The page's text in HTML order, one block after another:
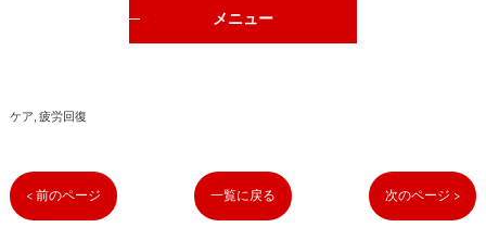
メニュー
ケア 疲労回復
< 前のページ 一覧に戻る 次のページ >